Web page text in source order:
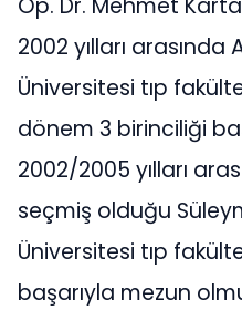
Op. Dr. Mehmet
2002 yılları arasında
Üniversitesi tıp
dönem 3 birinciliği
2002/2005 yılları
seçmiş olduğu
Üniversitesi tıp
başarıyla mezun